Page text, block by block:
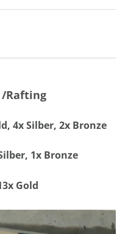
/Rafting
4x Silber, 2x Bronze
1x Bronze
Gold